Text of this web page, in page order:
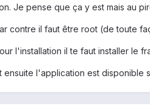
Je pense que ça y est mais au
contre il faut être root (de toute
l'installation il te faut installer le
ensuite l'application est disponible